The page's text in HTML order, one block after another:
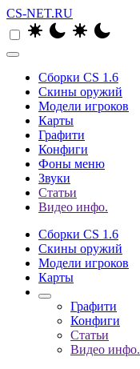
CS-NET.RU
Сборки CS 1.6
Скины оружий
Модели игроков
Карты
Графити
Конфиги
Фоны меню
Звуки
Статьи
Видео инфо.
Сборки CS 1.6
Скины оружий
Модели игроков
Карты
Графити
Конфиги
Статьи
Видео инфо.